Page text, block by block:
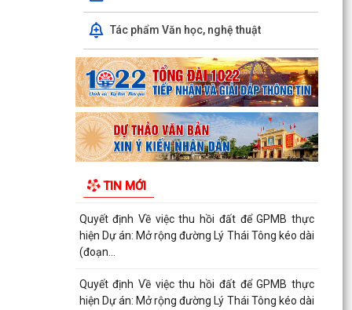
Tác phẩm Văn học, nghệ thuật
TIN MỚI
Quyết định Về việc thu hồi đất để GPMB thực
hiện Dự án: Mở rộng đường Lý Thái Tông kéo dài
(đoạn...
Quyết định Về việc thu hồi đất để GPMB thực
hiện Dự án: Mở rộng đường Lý Thái Tông kéo dài
(đoạn từ...
Quyết định Về việc thu hồi đất để GPMB thực
(đoạn từ...
Quyết định Về việc thu hồi đất để GPMB thực
hiện Dự án: Mở rộng đường Lý Thái Tông kéo dài
(đoạn...
Quyết định Về việc thu hồi đất để GPMB thực
hiện Dự án: Mở rộng đường Lý Thái Tông kéo dài